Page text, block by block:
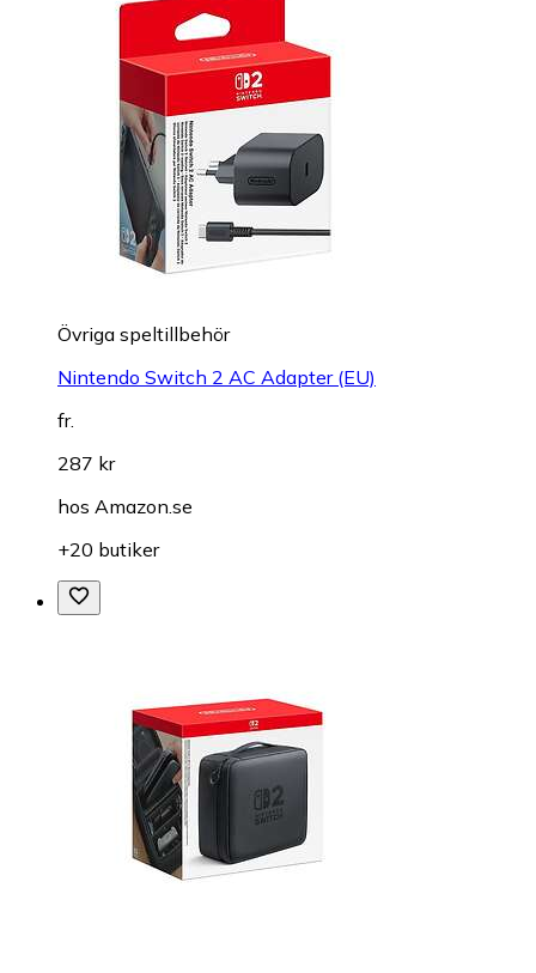
Övriga speltillbehör
Nintendo Switch 2 AC Adapter (EU)
fr.
287 kr
hos Amazon.se
+20 butiker